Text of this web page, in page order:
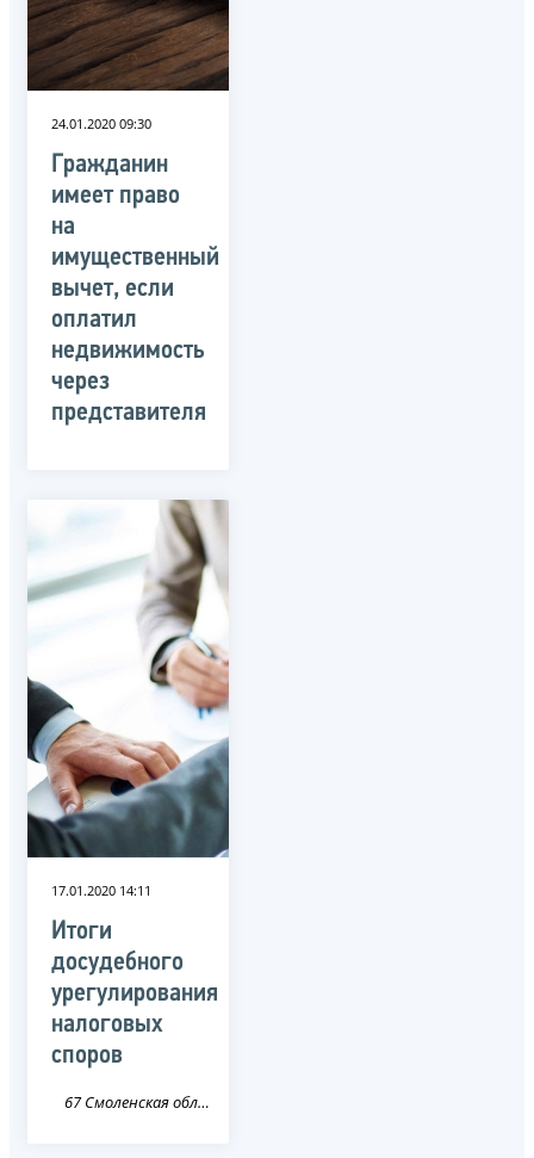
24.01.2020 09:30
Гражданин
имеет право
на
имущественный
вычет, если
оплатил
недвижимость
через
представителя
17.01.2020 14:11
Итоги
досудебного
урегулирования
налоговых
споров
67 Смоленская область